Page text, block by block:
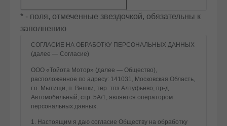
* - поля, отмеченные звездочкой, обязательны к
заполнению
СОГЛАСИЕ НА ОБРАБОТКУ ПЕРСОНАЛЬНЫХ ДАННЫХ
(далее — Согласие)
ООО «Тойота Мотор» (далее — Общество),
расположенное по адресу: 141031, Московская Область,
г.о. Мытищи, п. Вешки, тер. тпз Алтуфьево, пр-д
Автомобильный, стр. 5А/1, является оператором
персональных данных.
1. Настоящим я даю согласие Обществу на обработку